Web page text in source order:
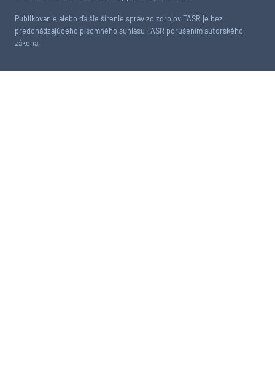
Publikovanie alebo ďalšie šírenie správ zo zdrojov TASR je bez
predchádzajúceho písomného súhlasu TASR porušením autorského
zákona.